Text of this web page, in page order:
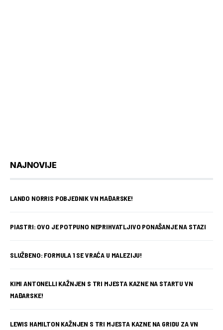
NAJNOVIJE
LANDO NORRIS POBJEDNIK VN MAĐARSKE!
PIASTRI: OVO JE POTPUNO NEPRIHVATLJIVO PONAŠANJE NA STAZI
SLUŽBENO: FORMULA 1 SE VRAĆA U MALEZIJU!
KIMI ANTONELLI KAŽNJEN S TRI MJESTA KAZNE NA STARTU VN
MAĐARSKE!
LEWIS HAMILTON KAŽNJEN S TRI MJESTA KAZNE NA GRIDU ZA VN